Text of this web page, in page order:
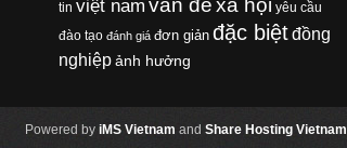
tin việt nam vấn đề yêu cầu
đào tạo đánh giá đơn giản đặc biệtđồng
nghiệpảnh hưởng
Powered by iMS Vietnam and Share Hosting Vietnam